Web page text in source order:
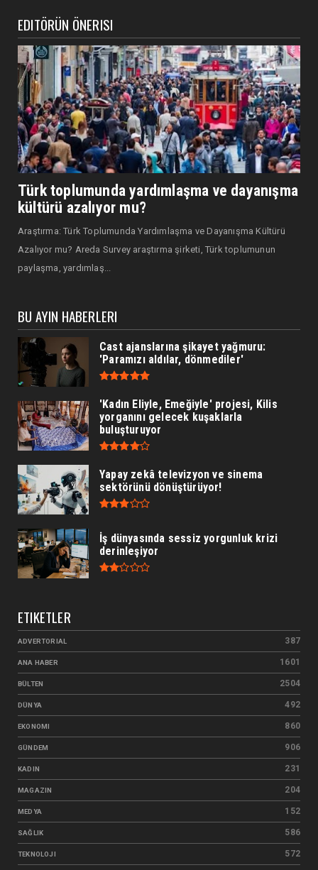
EDITÖRÜN ÖNERISI
Türk toplumunda yardımlaşma ve dayanışma
kültürü azalıyor mu?
Araştırma: Türk Toplumunda Yardımlaşma ve Dayanışma Kültürü
Azalıyor mu? Areda Survey araştırma şirketi, Türk toplumunun
paylaşma, yardımlaş...
BU AYIN HABERLERI
Cast ajanslarına şikayet yağmuru:
'Paramızı aldılar, dönmediler'
'Kadın Eliyle, Emeğiyle' projesi, Kilis
yorganını gelecek kuşaklarla
buluşturuyor
Yapay zekâ televizyon ve sinema
sektörünü dönüştürüyor!
İş dünyasında sessiz yorgunluk krizi
derinleşiyor
ETIKETLER
ADVERTORIAL 387
ANA HABER 1601
BÜLTEN 2504
DÜNYA 492
EKONOMI 860
GÜNDEM 906
KADIN 231
MAGAZIN 204
MEDYA 152
SAĞLIK 586
TEKNOLOJI 572